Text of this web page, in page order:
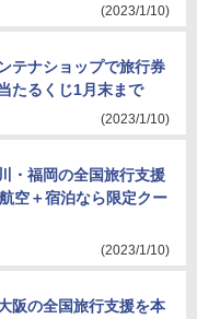
(2023/1/10)
テナショップで旅行券
たるくじ1月末まで
(2023/1/10)
・福岡の全国旅行支援
空＋宿泊なら限定クー
(2023/1/10)
阪の全国旅行支援を本